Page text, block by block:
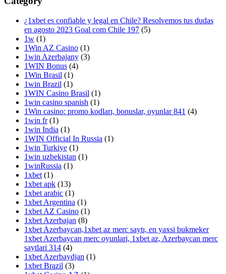
¿1xbet es confiable y legal en Chile? Resolvemos tus dudas
en agosto 2023 Goal com Chile 197 (5)
1w (1)
1Win AZ Casino (1)
1win Azerbajany (3)
1WIN Bonus (4)
1Win Brasil (1)
1win Brazil (1)
1WIN Casino Brasil (1)
1win casino spanish (1)
1Win casino: promo kodları, bonuslar, oyunlar 841 (4)
1win fr (1)
1win India (1)
1WIN Official In Russia (1)
1win Turkiye (1)
1win uzbekistan (1)
1winRussia (1)
1xbet (1)
1xbet apk (13)
1xbet arabic (1)
1xbet Argentina (1)
1xbet AZ Casino (1)
1xbet Azerbajan (8)
1xbet Azerbaycan,1xbet az merc saytı, en yaxsi bukmeker
1xbet Azerbaycan merc oyunlari, 1xbet az, Azerbaycan merc
saytlari 314 (4)
1xbet Azerbaydjan (1)
1xbet Brazil (3)